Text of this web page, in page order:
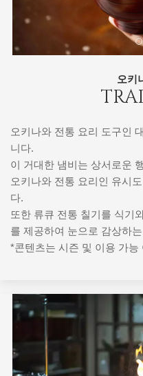
오키
오키나와 전통 요리 도구인
니다.
이 거대한 냄비는 상서로운
오키나와 전통 요리인 유시
다.
또한 류큐 전통 칠기를 식기
를 제공하여 눈으로 감상하
*콘텐츠는 시즌 및 이용 가